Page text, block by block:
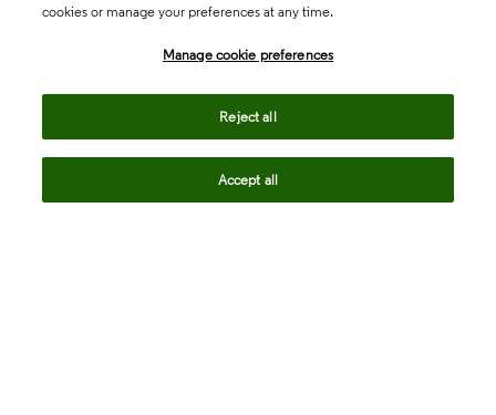
cookies or manage your preferences at any time.
Manage cookie preferences
Reject all
Accept all